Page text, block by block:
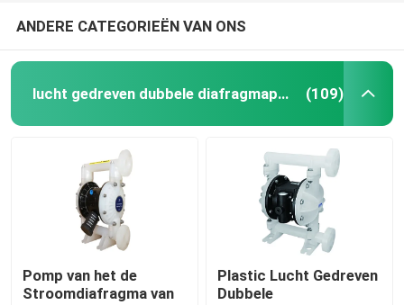
lucht in werking gestelde diafragmapomp
De Pomp van het roestvrij staaldiafragma
Plastic Diafragmapomp
AODD-Pomp
ANDERE CATEGORIEËN VAN ONS
lucht gedreven dubbele diafragmapomp (109)
Pomp van het de
Stroomdiafragma van
Plastic Lucht Gedreven
Dubbele